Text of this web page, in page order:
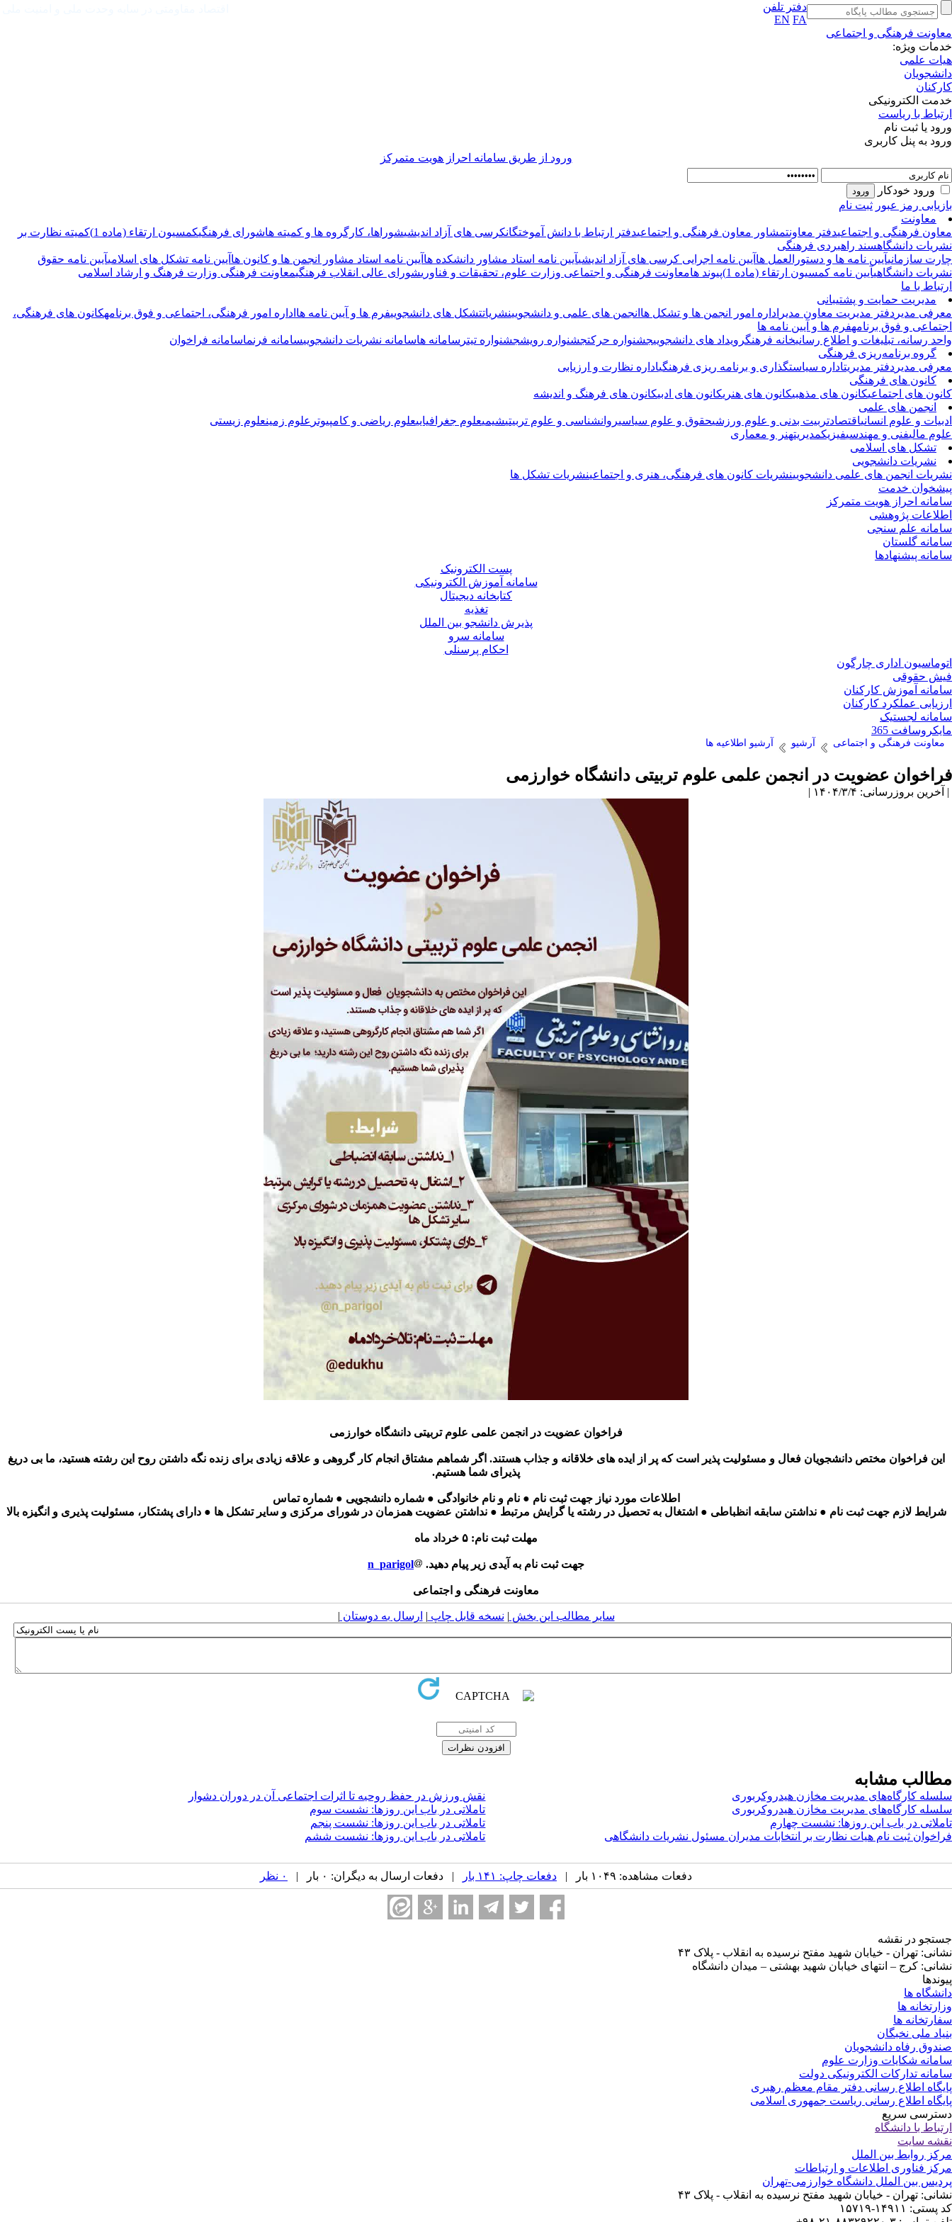
دفتر تلفن
EN FA
معاونت فرهنگی و اجتماعی
خدمات ویژه:
هیات علمی
دانشجویان
کارکنان
خدمت الکترونیکی
ارتباط با ریاست
ورود یا ثبت نام
ورود به پنل کاربری
ورود از طريق سامانه احراز هويت متمركز
ورود خودکار
بازیابی رمز عبور ثبت نام
معاونت
معاون فرهنگی و اجتماعیدفتر معاونتمشاور معاون فرهنگی و اجتماعیدفتر ارتباط با دانش آموختگانکرسی های آزاد اندیشیشوراها، کارگروه ها و کمیته هاشورای فرهنگیکمسیون ارتقاء (ماده 1)
کمیته نظارت بر
نشریات دانشگاهسند راهبردی فرهنگی
چارت سازمانیآیین نامه ها و دستورالعمل ها آیین نامه اجرایی کرسی های آزاد اندیشیآیین نامه استاد مشاور دانشکده ها آیین نامه استاد مشاور انجمن ها و کانون ها آیین نامه تشکل های اسلامیآیین نامه حقوق
نشریات دانشگاهیآیین نامه کمسیون ارتقاء (ماده 1) پیوند هامعاونت فرهنگی و اجتماعی وزارت علوم، تحقیقات و فناوریشورای عالی انقلاب فرهنگیمعاونت فرهنگی وزارت فرهنگ و ارشاد اسلامی
ارتباط با ما
مدیریت حمایت و پشتیبانی
معرفی مدیر دفتر مدیریت معاون مدیر اداره امور انجمن ها و تشکل ها انجمن های علمی و دانشجویینشریاتتشکل های دانشجوییفرم ها و آیین نامه ها اداره امور فرهنگی، اجتماعی و فوق برنامهکانون های فرهنگی،
اجتماعی و فوق برنامهفرم ها و آیین نامه ها
واحد رسانه، تبلیغات و اطلاع رسانیخانه فرهنگرویداد های دانشجوییجشنواره حرکتجشنواره رویشجشنواره تیتر سامانه هاسامانه نشریات دانشجوییسامانه فرنماسامانه فراخوان
گروه برنامه‌ریزی فرهنگی
معرفی مدیر دفتر مدیریتاداره سیاستگذاری و برنامه ریزی فرهنگیاداره نظارت و ارزیابی
کانون های فرهنگی
کانون های اجتماعیکانون های مذهبیکانون های هنریکانون های ادبیکانون های فرهنگ و اندیشه
انجمن های علمی
ادبیات و علوم انسانیاقتصادتربیت بدنی و علوم ورزشیحقوق و علوم سیاسیروانشناسی و علوم تربیتیشیمیعلوم جغرافیاییعلوم ریاضی و کامپیوتر علوم زمینعلوم زیستی
علوم مالیفنی و مهندسیفیزیکمدیریتهنر و معماری
تشکل های اسلامی
نشریات دانشجویی
نشریات انجمن های علمی دانشجویینشریات کانون های فرهنگی، هنری و اجتماعینشریات تشکل ها
پیشخوان خدمت
سامانه احراز هویت متمرکز
اطلاعات پژوهشی
سامانه علم سنجی
سامانه گلستان
سامانه پیشنهادها
پست الکترونیک
سامانه آموزش الکترونیکی
کتابخانه دیجیتال
تغذیه
پذیرش دانشجو بین الملل
سامانه سرو
احکام پرسنلی
اتوماسیون اداری چارگون
فیش حقوقی
سامانه آموزش کارکنان
ارزیابی عملکرد کارکنان
سامانه لجستیک
مایکروسافت 365
معاونت فرهنگی و اجتماعی آرشیو آرشیو اطلاعیه ها
فراخوان عضویت در انجمن علمی علوم تربیتی دانشگاه خوارزمی
| آخرین بروزرسانی: ۱۴۰۴/۳/۴ |
فراخوان عضویت در انجمن علمی علوم تربیتی دانشگاه خوارزمی
این فراخوان مختص دانشجویان فعال و مسئولیت پذیر است که پر از ایده های خلاقانه و جذاب هستند. اگر شماهم مشتاق انجام کار گروهی و علاقه زیادی برای زنده نگه داشتن روح این رشته هستید، ما بی دریغ
پذیرای شما هستیم.
اطلاعات مورد نیاز جهت ثبت نام ● نام و نام خانوادگی ● شماره دانشجویی ● شماره تماس
شرایط لازم جهت ثبت نام ● نداشتن سابقه انظباطی ● اشتغال به تحصیل در رشته یا گرایش مرتبط ● نداشتن عضویت همزمان در شورای مرکزی و سایر تشکل ها ● دارای پشتکار، مسئولیت پذیری و انگیزه بالا
مهلت ثبت نام: ۵ خرداد ماه
جهت ثبت نام به آیدی زیر پیام دهید. n_parigol
معاونت فرهنگی و اجتماعی
سایر مطالب این بخش | نسخه قابل چاپ | ارسال به دوستان |
مطالب مشابه
سلسله کارگاه‌های مدیریت مخازن هیدروکربوری
نقش ورزش در حفظ روحیه تا اثرات اجتماعی آن در دوران دشوار
سلسله کارگاه‌های مدیریت مخازن هیدروکربوری
تاملاتی در باب این روزها: نشست سوم
تاملاتی در باب این روزها: نشست چهارم
تاملاتی در باب این روزها: نشست پنجم
فراخوان ثبت نام هیات نظارت بر انتخابات مدیران مسئول نشریات دانشگاهی
تاملاتی در باب این روزها: نشست ششم
دفعات مشاهده: ۱۰۴۹ بار | دفعات چاپ: ۱۴۱ بار | دفعات ارسال به دیگران: ۰ بار | ۰ نظر
جستجو در نقشه
نشانی: تهران - خیابان شهید مفتح نرسیده به انقلاب - پلاک ۴۳
نشانی: کرج – انتهای خیابان شهید بهشتی – میدان دانشگاه
پیوندها
دانشگاه ها
وزارتخانه ها
سفارتخانه ها
بنیاد ملی نخبگان
صندوق رفاه دانشجویان
سامانه شکایات وزارت علوم
سامانه تدارکات الکترونیکی دولت
پایگاه اطلاع رسانی دفتر مقام معظم رهبری
پایگاه اطلاع رسانی ریاست جمهوری اسلامی
دسترسی سریع
ارتباط با دانشگاه
نقشه سایت
مرکز روابط بین الملل
مرکز فناوری اطلاعات و ارتباطات
پردیس بین الملل دانشگاه خوارزمی-تهران
نشانی: تهران - خیابان شهید مفتح نرسیده به انقلاب - پلاک ۴۳
کد پستی: ۱۴۹۱۱-۱۵۷۱۹